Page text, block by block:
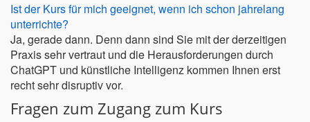
Ist der Kurs für mich geeignet, wenn ich schon jahrelang
unterrichte?
Ja, gerade dann. Denn dann sind Sie mit der derzeitigen
Praxis sehr vertraut und die Herausforderungen durch
ChatGPT und künstliche Intelligenz kommen Ihnen erst
recht sehr disruptiv vor.
Fragen zum Zugang zum Kurs